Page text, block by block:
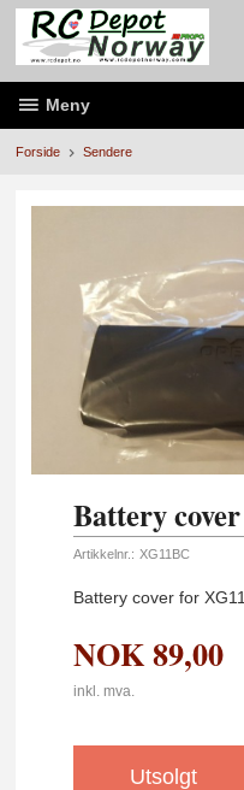
Gå
innholdet
Meny
Forside Sendere
Battery
Artikkelnr.: XG11BC
Battery cover for XG11
NOK89,00
inkl. mva.
Utsolgt